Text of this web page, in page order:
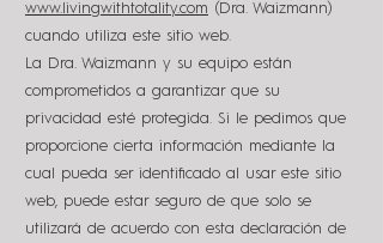
www.livingwithtotality.com (Dra. Waizmann)
cuando utiliza este sitio web.
La Dra. Waizmann y su equipo están
comprometidos a garantizar que su
privacidad esté protegida. Si le pedimos que
proporcione cierta información mediante la
cual pueda ser identificado al usar este sitio
web, puede estar seguro de que solo se
utilizará de acuerdo con esta declaración de